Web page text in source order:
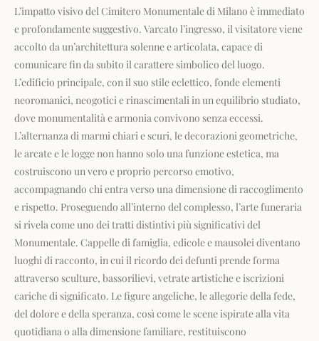
L’impatto visivo del Cimitero Monumentale di Milano è immediato
e profondamente suggestivo. Varcato l’ingresso, il visitatore viene
accolto da un’architettura solenne e articolata, capace di
comunicare fin da subito il carattere simbolico del luogo.
L’edificio principale, con il suo stile eclettico, fonde elementi
neoromanici, neogotici e rinascimentali in un equilibrio studiato,
dove monumentalità e armonia convivono senza eccessi.
L’alternanza di marmi chiari e scuri, le decorazioni geometriche,
le arcate e le logge non hanno solo una funzione estetica, ma
costruiscono un vero e proprio percorso emotivo,
accompagnando chi entra verso una dimensione di raccoglimento
e rispetto. Proseguendo all’interno del complesso, l’arte funeraria
si rivela come uno dei tratti distintivi più significativi del
Monumentale. Cappelle di famiglia, edicole e mausolei diventano
luoghi di racconto, in cui il ricordo dei defunti prende forma
attraverso sculture, bassorilievi, vetrate artistiche e iscrizioni
cariche di significato. Le figure angeliche, le allegorie della fede,
del dolore e della speranza, così come le scene ispirate alla vita
quotidiana o alla dimensione familiare, restituiscono